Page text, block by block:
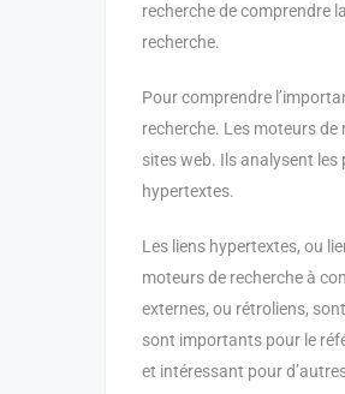
recherche de comprendre
recherche.
Pour comprendre
recherche. Les moteurs
sites web. Ils analysent
hypertextes.
Les liens hypertextes, ou
moteurs de recherche à
externes, ou rétroliens,
sont importants pour le
et intéressant pour